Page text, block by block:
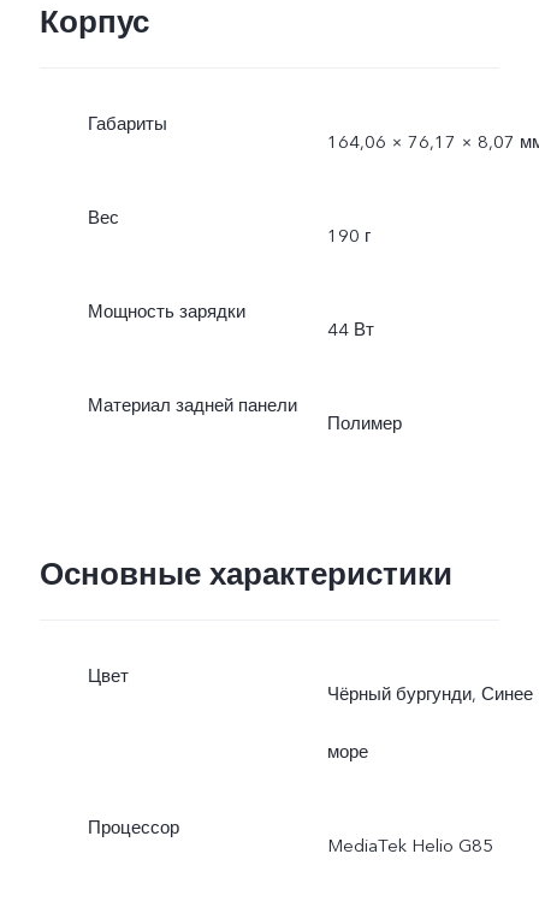
Корпус
Габариты
164,06 × 76,17 × 8,07
Вес
190 г
Мощность зарядки
44 Вт
Материал задней панели
Полимер
Основные характеристики
Цвет
Чёрный бургунди, Синее
море
Процессор
MediaTek Helio G85